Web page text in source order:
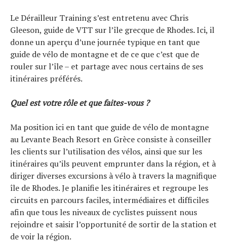
Le Dérailleur Training s’est entretenu avec Chris
Gleeson, guide de VTT sur l’île grecque de Rhodes. Ici, il
donne un aperçu d’une journée typique en tant que
guide de vélo de montagne et de ce que c’est que de
rouler sur l’île – et partage avec nous certains de ses
itinéraires préférés.
Quel est votre rôle et que faites-vous ?
Ma position ici en tant que guide de vélo de montagne
au Levante Beach Resort en Grèce consiste à conseiller
les clients sur l’utilisation des vélos, ainsi que sur les
itinéraires qu’ils peuvent emprunter dans la région, et à
diriger diverses excursions à vélo à travers la magnifique
île de Rhodes. Je planifie les itinéraires et regroupe les
circuits en parcours faciles, intermédiaires et difficiles
afin que tous les niveaux de cyclistes puissent nous
rejoindre et saisir l’opportunité de sortir de la station et
de voir la région.